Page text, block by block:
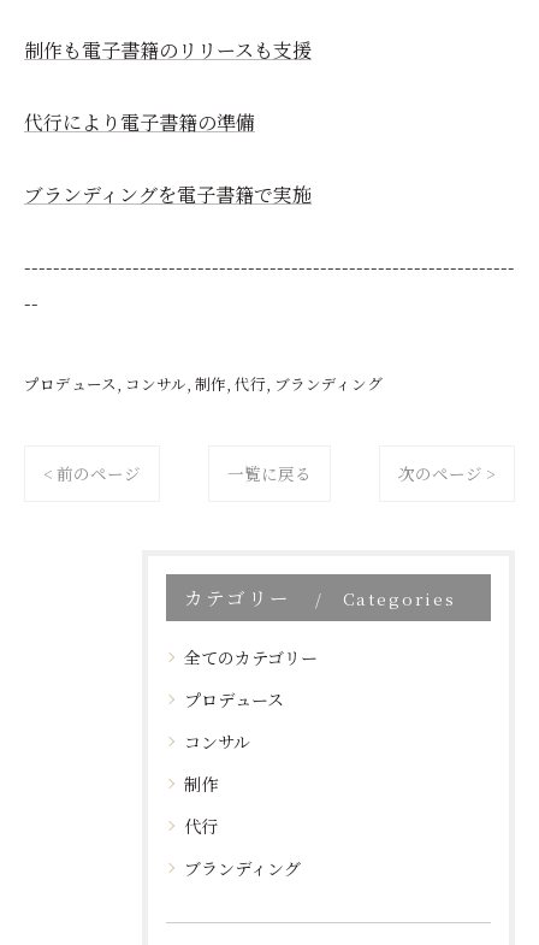
制作も電子書籍のリリースも支援
代行により電子書籍の準備
ブランディングを電子書籍で実施
--------------------------------------------------------------------
--
プロデュース コンサル 制作 代行 ブランディング
< 前のページ 一覧に戻る 次のページ >
カテゴリー Categories
全てのカテゴリー
プロデュース
コンサル
制作
代行
ブランディング